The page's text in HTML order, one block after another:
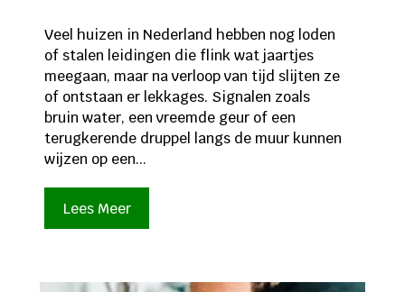
Veel huizen in Nederland hebben nog loden
of stalen leidingen die flink wat jaartjes
meegaan, maar na verloop van tijd slijten ze
of ontstaan er lekkages. Signalen zoals
bruin water, een vreemde geur of een
terugkerende druppel langs de muur kunnen
wijzen op een...
Lees Meer